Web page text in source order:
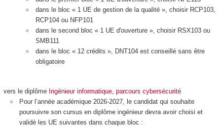
dans le bloc « 1 UE de gestion de la qualité », choisir RCP103,
RCP104 ou NFP101
dans le second bloc « 1 UE d'ouverture », choisir RSX103 ou
SMB111
dans le bloc « 12 crédits », DNT104 est conseillé sans être
obligatoire
vers le diplôme Ingénieur informatique, parcours cybersécurité
Pour l’année académique 2026-2027, le candidat qui souhaite
poursuivre son cursus en diplôme ingénieur devra avoir choisi et
validé les UE suivantes dans chaque bloc :